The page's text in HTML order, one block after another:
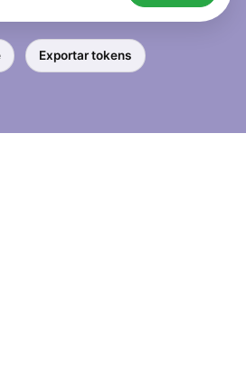
Exportar tokens